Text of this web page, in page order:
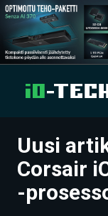
UUTISET
ARTIKKELIT
Uusi
Corsair
-